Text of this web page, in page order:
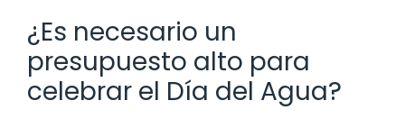
¿Es necesario un
presupuesto alto para
celebrar el Día del Agua?